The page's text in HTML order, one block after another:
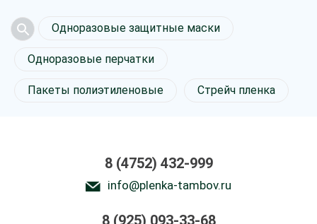
Одноразовые защитные маски
Одноразовые перчатки
Пакеты полиэтиленовые Стрейч пленка
8 (4752) 432-999
info@plenka-tambov.ru
8 (925) 093-33-68